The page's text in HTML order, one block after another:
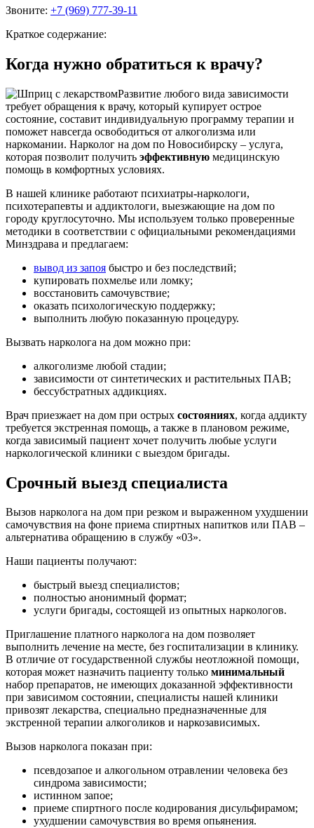
Звоните: +7 (969) 777-39-11
Краткое содержание:
Когда нужно обратиться к врачу?
Развитие любого вида зависимости
требует обращения к врачу, который купирует острое
состояние, составит индивидуальную программу терапии и
поможет навсегда освободиться от алкоголизма или
наркомании. Нарколог на дом по Новосибирску – услуга,
которая позволит получить эффективную медицинскую
помощь в комфортных условиях.
В нашей клинике работают психиатры-наркологи,
психотерапевты и аддиктологи, выезжающие на дом по
городу круглосуточно. Мы используем только проверенные
методики в соответствии с официальными рекомендациями
Минздрава и предлагаем:
вывод из запоя быстро и без последствий;
купировать похмелье или ломку;
восстановить самочувствие;
оказать психологическую поддержку;
выполнить любую показанную процедуру.
Вызвать нарколога на дом можно при:
алкоголизме любой стадии;
зависимости от синтетических и растительных ПАВ;
бессубстратных аддикциях.
Врач приезжает на дом при острых состояниях, когда аддикту
требуется экстренная помощь, а также в плановом режиме,
когда зависимый пациент хочет получить любые услуги
наркологической клиники с выездом бригады.
Срочный выезд специалиста
Вызов нарколога на дом при резком и выраженном ухудшении
самочувствия на фоне приема спиртных напитков или ПАВ –
альтернатива обращению в службу «03».
Наши пациенты получают:
быстрый выезд специалистов;
полностью анонимный формат;
услуги бригады, состоящей из опытных наркологов.
Приглашение платного нарколога на дом позволяет
выполнить лечение на месте, без госпитализации в клинику.
В отличие от государственной службы неотложной помощи,
которая может назначить пациенту только минимальный
набор препаратов, не имеющих доказанной эффективности
при зависимом состоянии, специалисты нашей клиники
привозят лекарства, специально предназначенные для
экстренной терапии алкоголиков и наркозависимых.
Вызов нарколога показан при:
псевдозапое и алкогольном отравлении человека без
синдрома зависимости;
истинном запое;
приеме спиртного после кодирования дисульфирамом;
ухудшении самочувствия во время опьянения.